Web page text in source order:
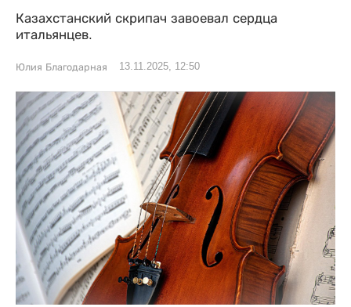
Казахстанский скрипач завоевал сердца
итальянцев.
Юлия Благодарная 13.11.2025, 12:50